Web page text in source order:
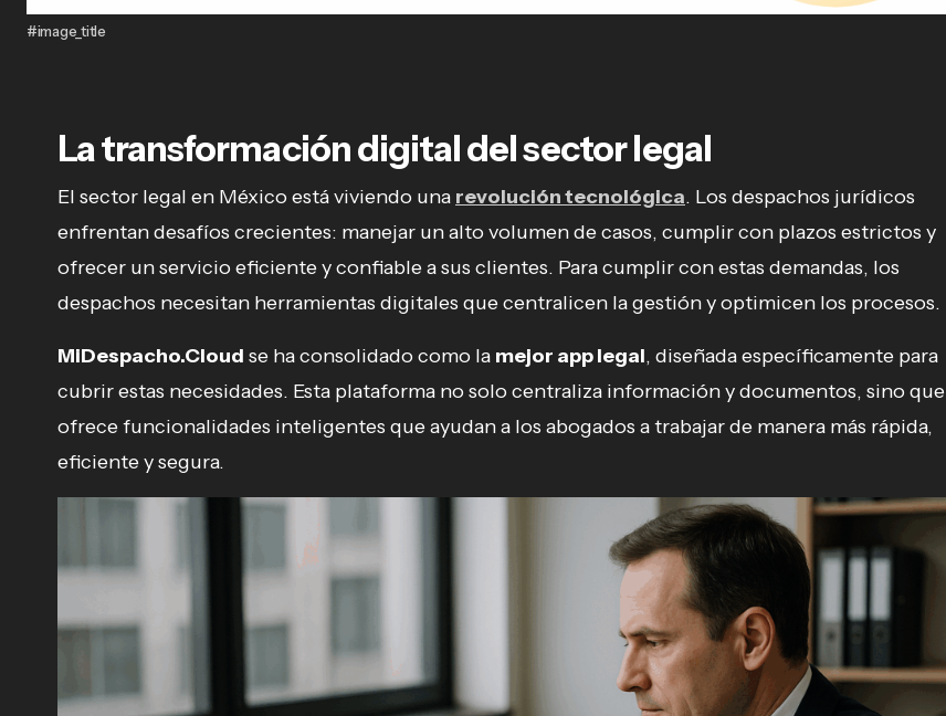
#image_title
La transformación digital del sector legal
El sector legal en México está viviendo una revolución tecnológica. Los despachos jurídicos
enfrentan desafíos crecientes: manejar un alto volumen de casos, cumplir con plazos estrictos y
ofrecer un servicio eficiente y confiable a sus clientes. Para cumplir con estas demandas, los
despachos necesitan herramientas digitales que centralicen la gestión y optimicen los procesos.
MiDespacho.Cloud se ha consolidado como la mejor app legal, diseñada específicamente para
cubrir estas necesidades. Esta plataforma no solo centraliza información y documentos, sino que
ofrece funcionalidades inteligentes que ayudan a los abogados a trabajar de manera más rápida,
eficiente y segura.